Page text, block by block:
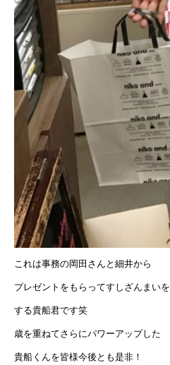
これは事務の岡田さんと細井から
プレゼントをもらってすしざんまいを
する貴船君です笑
歳を重ねてさらにパワーアップした
貴船くんを皆様今後とも是非！